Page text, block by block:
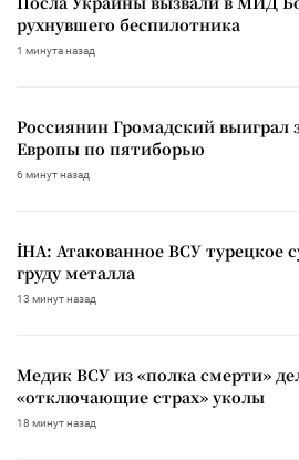
рухнувшего беспилотника
1 минута назад
Россиянин Громадский выиграл
Европы по пятиборью
6 минут назад
İHA: Атакованное ВСУ турецкое
груду металла
13 минут назад
Медик ВСУ из «полка смерти»
«отключающие страх» уколы
18 минут назад